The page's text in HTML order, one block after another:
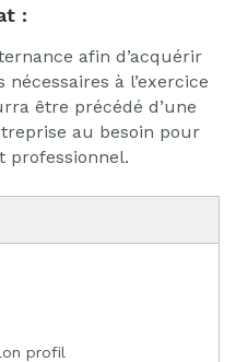
:
afin d’acquérir
à l’exercice
être précédé d’une
au besoin pour
professionnel.
profil